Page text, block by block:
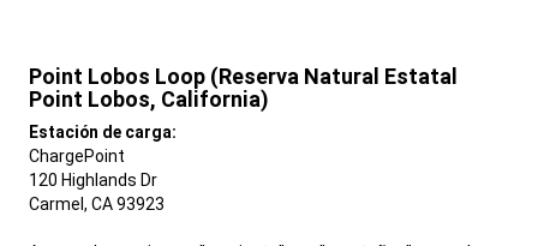
Point Lobos Loop (Reserva Natural Estatal
Point Lobos, California)
Estación de carga:
ChargePoint
120 Highlands Dr
Carmel, CA 93923